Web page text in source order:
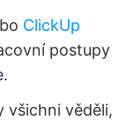
ClickUp
postupy
všichni věděli,